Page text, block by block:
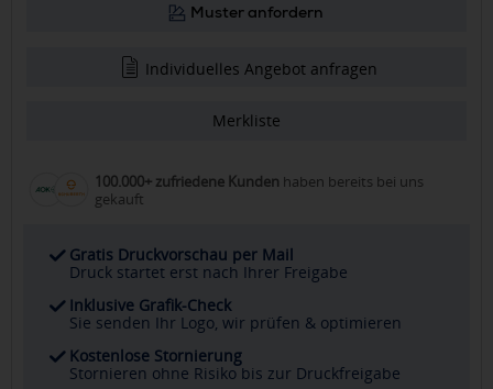
Muster anfordern
Individuelles Angebot anfragen
Merkliste
100.000+ zufriedene Kunden haben bereits bei uns
gekauft
Gratis Druckvorschau per Mail
Druck startet erst nach Ihrer Freigabe
Inklusive Grafik-Check
Sie senden Ihr Logo, wir prüfen & optimieren
Kostenlose Stornierung
Stornieren ohne Risiko bis zur Druckfreigabe